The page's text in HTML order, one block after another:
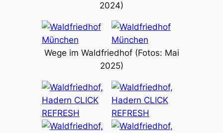
2024)
Wege im Waldfriedhof (Fotos: Mai
2025)